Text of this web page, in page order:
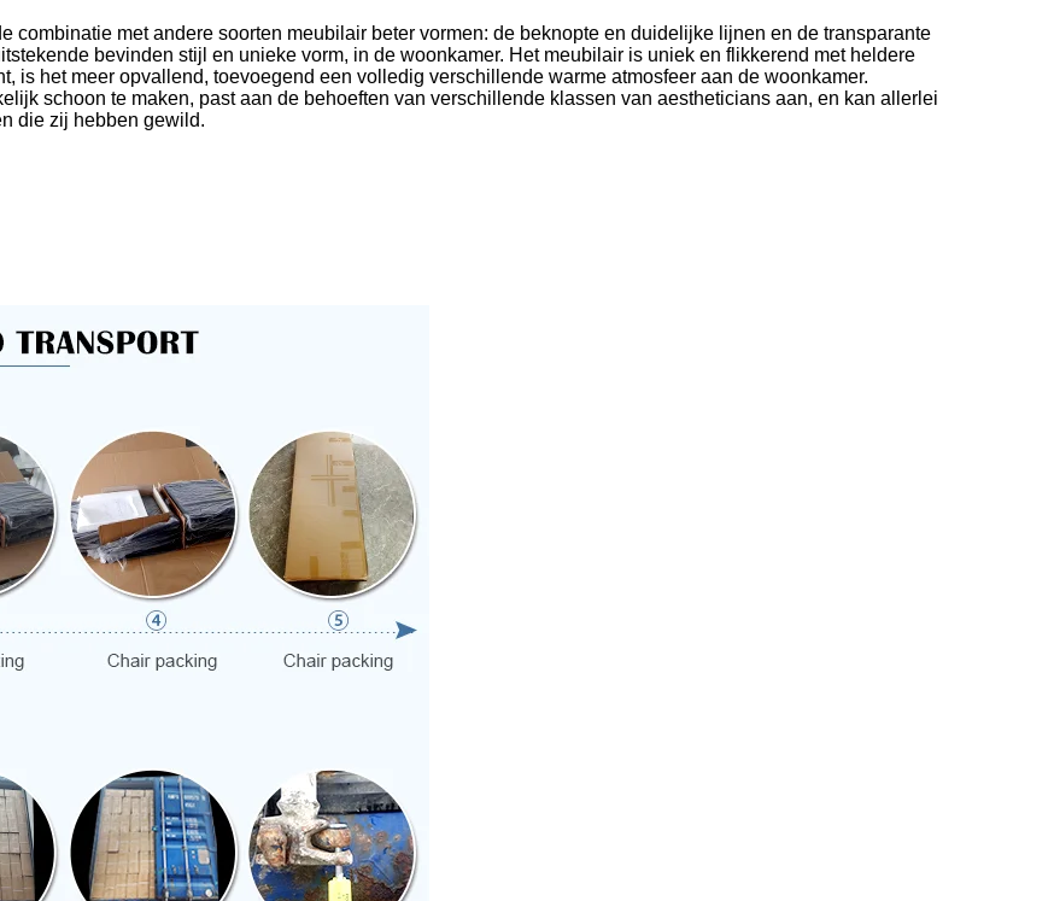
combinatie met andere soorten meubilair beter vormen: de beknopte en duidelijke lijnen en de transparante
bevinden stijl en unieke vorm, in de woonkamer. Het meubilair is uniek en flikkerend met heldere
is het meer opvallend, toevoegend een volledig verschillende warme atmosfeer aan de woonkamer.
schoon te maken, past aan de behoeften van verschillende klassen van aestheticians aan, en kan allerlei
die zij hebben gewild.